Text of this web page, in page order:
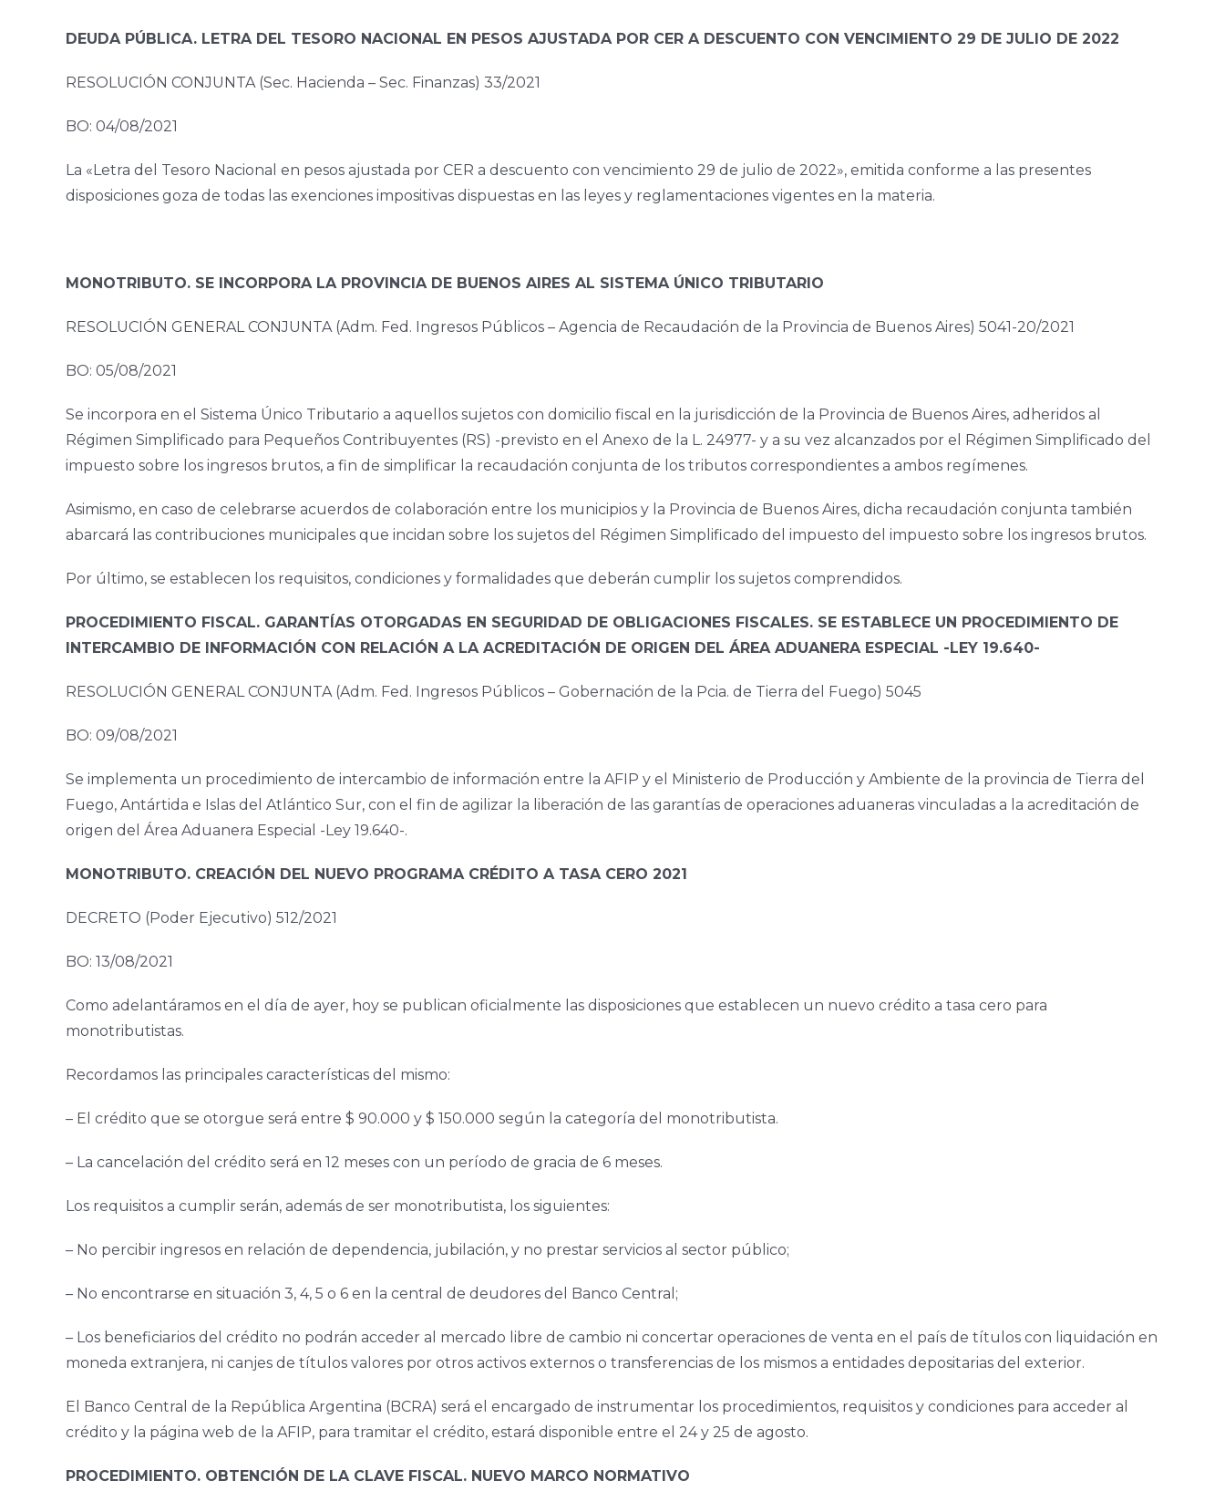
DEUDA PÚBLICA. LETRA DEL TESORO NACIONAL EN PESOS AJUSTADA POR CER A DESCUENTO CON VENCIMIENTO 29 DE JULIO DE 2022
RESOLUCIÓN CONJUNTA (Sec. Hacienda – Sec. Finanzas) 33/2021
BO: 04/08/2021
La «Letra del Tesoro Nacional en pesos ajustada por CER a descuento con vencimiento 29 de julio de 2022», emitida conforme a las presentes
disposiciones goza de todas las exenciones impositivas dispuestas en las leyes y reglamentaciones vigentes en la materia.
MONOTRIBUTO. SE INCORPORA LA PROVINCIA DE BUENOS AIRES AL SISTEMA ÚNICO TRIBUTARIO
RESOLUCIÓN GENERAL CONJUNTA (Adm. Fed. Ingresos Públicos – Agencia de Recaudación de la Provincia de Buenos Aires) 5041-20/2021
BO: 05/08/2021
Se incorpora en el Sistema Único Tributario a aquellos sujetos con domicilio fiscal en la jurisdicción de la Provincia de Buenos Aires, adheridos al
Régimen Simplificado para Pequeños Contribuyentes (RS) -previsto en el Anexo de la L. 24977- y a su vez alcanzados por el Régimen Simplificado del
impuesto sobre los ingresos brutos, a fin de simplificar la recaudación conjunta de los tributos correspondientes a ambos regímenes.
Asimismo, en caso de celebrarse acuerdos de colaboración entre los municipios y la Provincia de Buenos Aires, dicha recaudación conjunta también
abarcará las contribuciones municipales que incidan sobre los sujetos del Régimen Simplificado del impuesto del impuesto sobre los ingresos brutos.
Por último, se establecen los requisitos, condiciones y formalidades que deberán cumplir los sujetos comprendidos.
PROCEDIMIENTO FISCAL. GARANTÍAS OTORGADAS EN SEGURIDAD DE OBLIGACIONES FISCALES. SE ESTABLECE UN PROCEDIMIENTO DE
INTERCAMBIO DE INFORMACIÓN CON RELACIÓN A LA ACREDITACIÓN DE ORIGEN DEL ÁREA ADUANERA ESPECIAL -LEY 19.640-
RESOLUCIÓN GENERAL CONJUNTA (Adm. Fed. Ingresos Públicos – Gobernación de la Pcia. de Tierra del Fuego) 5045
BO: 09/08/2021
Se implementa un procedimiento de intercambio de información entre la AFIP y el Ministerio de Producción y Ambiente de la provincia de Tierra del
Fuego, Antártida e Islas del Atlántico Sur, con el fin de agilizar la liberación de las garantías de operaciones aduaneras vinculadas a la acreditación de
origen del Área Aduanera Especial -Ley 19.640-.
MONOTRIBUTO. CREACIÓN DEL NUEVO PROGRAMA CRÉDITO A TASA CERO 2021
DECRETO (Poder Ejecutivo) 512/2021
BO: 13/08/2021
Como adelantáramos en el día de ayer, hoy se publican oficialmente las disposiciones que establecen un nuevo crédito a tasa cero para
monotributistas.
Recordamos las principales características del mismo:
– El crédito que se otorgue será entre $ 90.000 y $ 150.000 según la categoría del monotributista.
– La cancelación del crédito será en 12 meses con un período de gracia de 6 meses.
Los requisitos a cumplir serán, además de ser monotributista, los siguientes:
– No percibir ingresos en relación de dependencia, jubilación, y no prestar servicios al sector público;
– No encontrarse en situación 3, 4, 5 o 6 en la central de deudores del Banco Central;
– Los beneficiarios del crédito no podrán acceder al mercado libre de cambio ni concertar operaciones de venta en el país de títulos con liquidación en
moneda extranjera, ni canjes de títulos valores por otros activos externos o transferencias de los mismos a entidades depositarias del exterior.
El Banco Central de la República Argentina (BCRA) será el encargado de instrumentar los procedimientos, requisitos y condiciones para acceder al
crédito y la página web de la AFIP, para tramitar el crédito, estará disponible entre el 24 y 25 de agosto.
PROCEDIMIENTO. OBTENCIÓN DE LA CLAVE FISCAL. NUEVO MARCO NORMATIVO